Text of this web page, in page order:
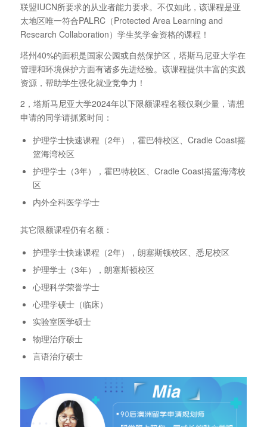
联盟IUCN所要求的从业者能力要求。不仅如此，该课程是亚
太地区唯一符合PALRC（Protected Area Learning and
Research Collaboration）学生奖学金资格的课程！
塔州40%的面积是国家公园或自然保护区，塔斯马尼亚大学在
管理和环境保护方面有诸多先进经验。该课程提供丰富的实践
资源，帮助学生强化就业竞争力！
2，塔斯马尼亚大学2024年以下限额课程名额仅剩少量，请想
申请的同学请抓紧时间：
护理学士快速课程（2年），霍巴特校区、Cradle Coast摇
篮海湾校区
护理学士（3年），霍巴特校区、Cradle Coast摇篮海湾校
区
内外全科医学学士
其它限额课程仍有名额：
护理学士快速课程（2年），朗塞斯顿校区、悉尼校区
护理学士（3年），朗塞斯顿校区
心理科学荣誉学士
心理学硕士（临床）
实验室医学硕士
物理治疗硕士
言语治疗硕士